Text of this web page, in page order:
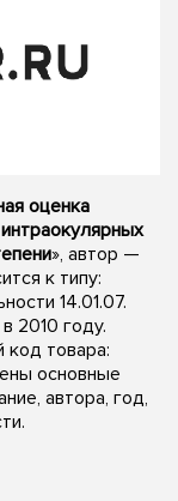
оценка
», автор —
к типу:
14.01.07.
2010 году.
код товара:
основные
автора, год,